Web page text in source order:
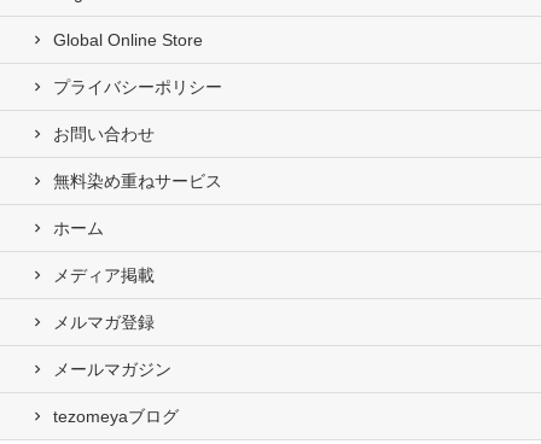
Global Online Store
プライバシーポリシー
お問い合わせ
無料染め重ねサービス
ホーム
メディア掲載
メルマガ登録
メールマガジン
tezomeyaブログ